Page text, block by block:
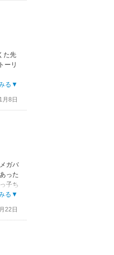
た先
ーリ
る▼
月8日
ガバ
った
子ち
スト
る▼
22日